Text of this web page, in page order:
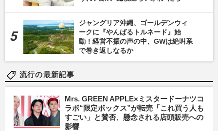
ジャングリア沖縄、ゴールデンウィ
ークに『やんばるトルネード』始
動！経営不振の声の中、GWは絶叫系
で巻き返しなるか
流行の最新記事
Mrs. GREEN APPLE×ミスタードーナツコ
ラボ“限定ボックス”が転売「これ買う人も
すごい」と賛否、懸念される店頭販売への
影響